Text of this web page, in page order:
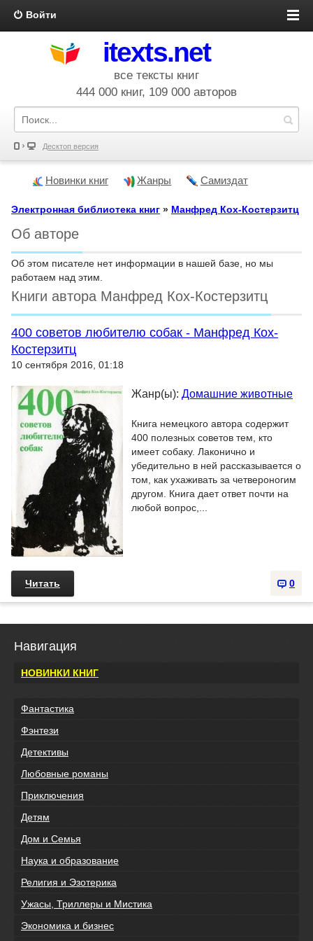
Войти
itexts.net
все тексты книг
444 000 книг, 109 000 авторов
Десктоп версия
Новинки книг Жанры Самиздат
Электронная библиотека книг » Манфред Кох-Костерзитц
Об авторе
Об этом писателе нет информации в нашей базе, но мы
работаем над этим.
Книги автора Манфред Кох-Костерзитц
400 советов любителю собак - Манфред Кох-
Костерзитц
10 сентября 2016, 01:18
Жанр(ы): Домашние животные
Книга немецкого автора содержит
400 полезных советов тем, кто
имеет собаку. Лаконично и
убедительно в ней рассказывается о
том, как ухаживать за четвероногим
другом. Книга дает ответ почти на
любой вопрос,...
0
Читать
Навигация
НОВИНКИ КНИГ
Фантастика
Фэнтези
Детективы
Любовные романы
Приключения
Детям
Дом и Семья
Наука и образование
Религия и Эзотерика
Ужасы, Триллеры и Мистика
Экономика и бизнес